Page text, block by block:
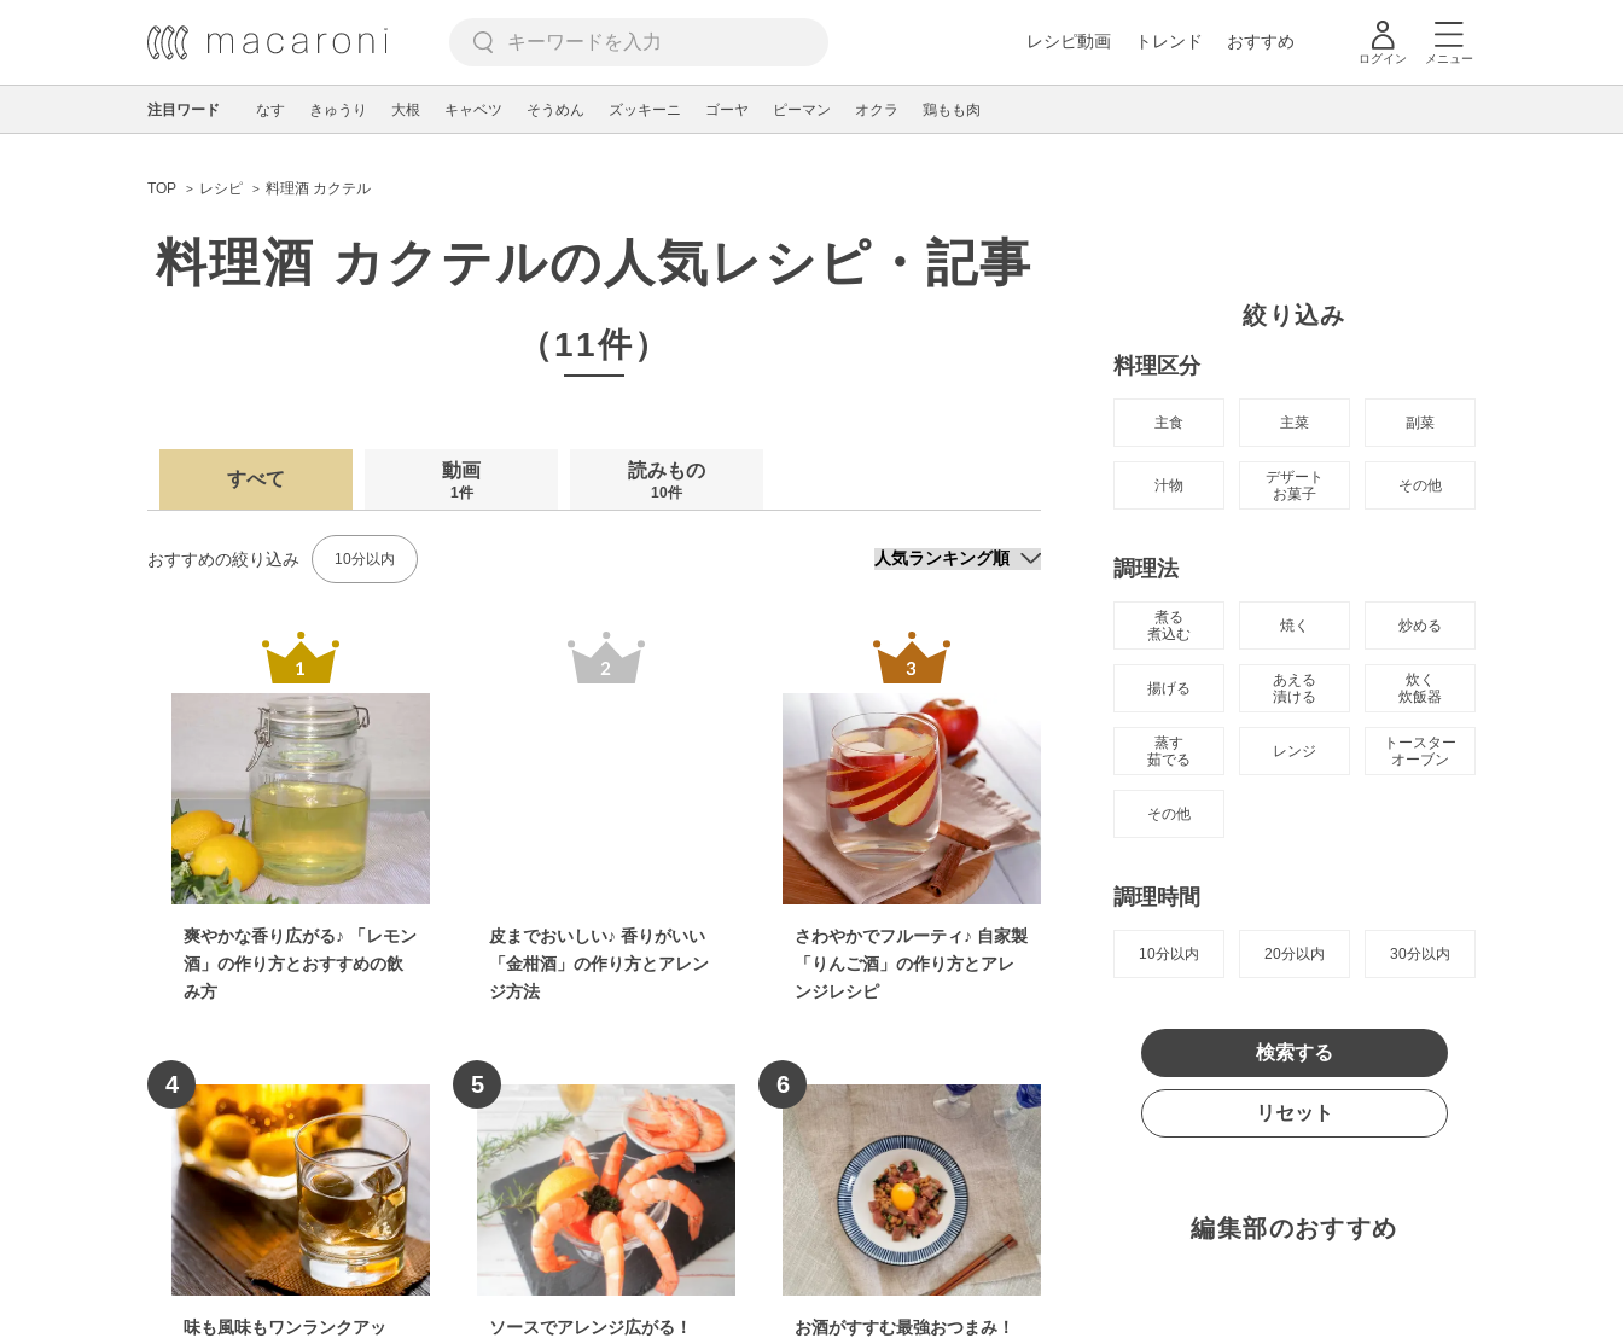
レシピ動画 トレンド おすすめ
ログイン メニュー
注目ワード なす きゅうり 大根 キャベツ そうめん ズッキーニ ゴーヤ ピーマン オクラ 鶏もも肉
TOP レシピ 料理酒 カクテル
料理酒 カクテルの人気レシピ・記事
（11件）
すべて 動画
1件
読みもの
10件
おすすめの絞り込み 10分以内
爽やかな香り広がる♪ 「レモン
酒」の作り方とおすすめの飲
み方
皮までおいしい♪ 香りがいい
「金柑酒」の作り方とアレン
ジ方法
さわやかでフルーティ♪ 自家製
「りんご酒」の作り方とアレ
ンジレシピ
4
味も風味もワンランクアッ
5
ソースでアレンジ広がる！
6
お酒がすすむ最強おつまみ！
絞り込み
料理区分
主食 主菜 副菜
汁物
デザート
お菓子
その他
調理法
煮る
煮込む
焼く 炒める
揚げる
あえる
漬ける
炊く
炊飯器
蒸す
茹でる
レンジ
トースター
オーブン
その他
調理時間
10分以内 20分以内 30分以内
検索する
リセット
編集部のおすすめ